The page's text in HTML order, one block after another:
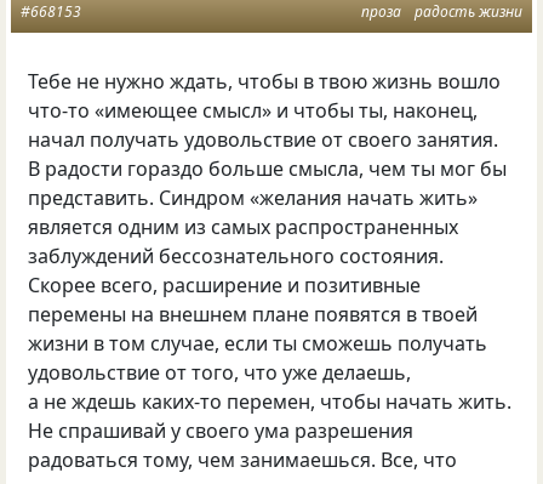
проза радость жизни
#668153
Тебе не нужно ждать, чтобы в твою жизнь вошло
что‑то «имеющее смысл» и чтобы ты, наконец,
начал получать удовольствие от своего занятия.
В радости гораздо больше смысла, чем ты мог бы
представить. Синдром «желания начать жить»
является одним из самых распространенных
заблуждений бессознательного состояния.
Скорее всего, расширение и позитивные
перемены на внешнем плане появятся в твоей
жизни в том случае, если ты сможешь получать
удовольствие от того, что уже делаешь,
а не ждешь каких‑то перемен, чтобы начать жить.
Не спрашивай у своего ума разрешения
радоваться тому, чем занимаешься. Все, что